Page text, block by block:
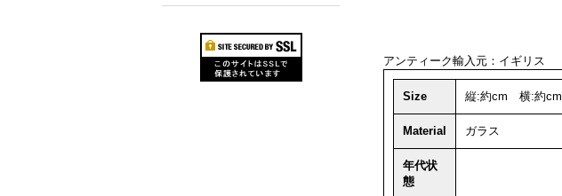
アンティーク輸入元：イギリス
Size 縦:約cm 横:約cm
Material ガラス
年代状
態